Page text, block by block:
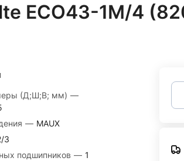
ECO43-1M/4
(Д;Ш;В; мм) —
— MAUX
3
подшипников — 1